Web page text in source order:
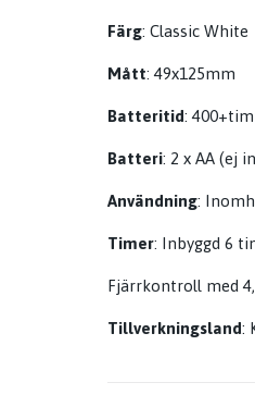
Färg: Classic White
Mått: 49x125mm
Batteritid:
Batteri: 2 x AA (ej
Användning:
Timer: Inbyggd 6
Fjärrkontroll med
Tillverkningsland: